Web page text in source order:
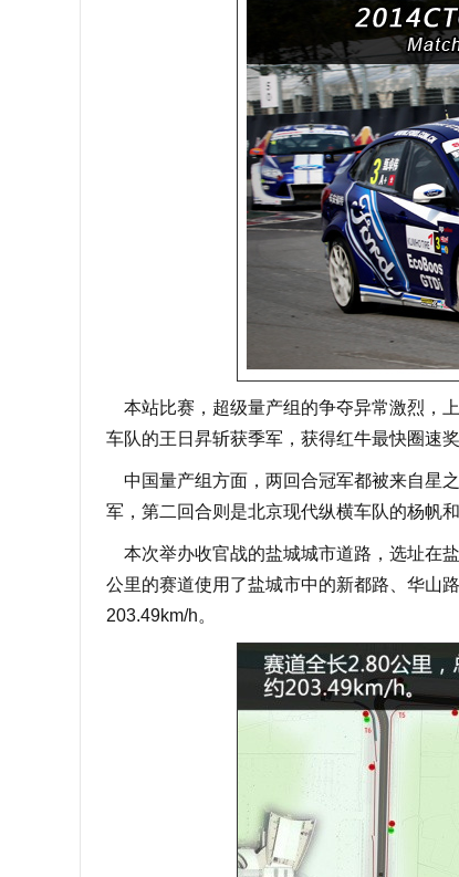
本站比赛，超级量产组的争夺异常激烈，
车队的王日昇斩获季军，获得红牛最快圈速
中国量产组方面，两回合冠军都被来自星
军，第二回合则是北京现代纵横车队的杨帆
本次举办收官战的盐城城市道路，选址在
公里的赛道使用了盐城市中的新都路、华山
203.49km/h。